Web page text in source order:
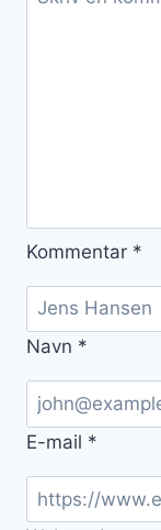
Kommentar *
Navn *
E-mail *